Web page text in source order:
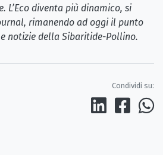
L’Eco diventa più dinamico, si
rimanendo ad oggi il punto
notizie della Sibaritide-Pollino.
Condividi su: